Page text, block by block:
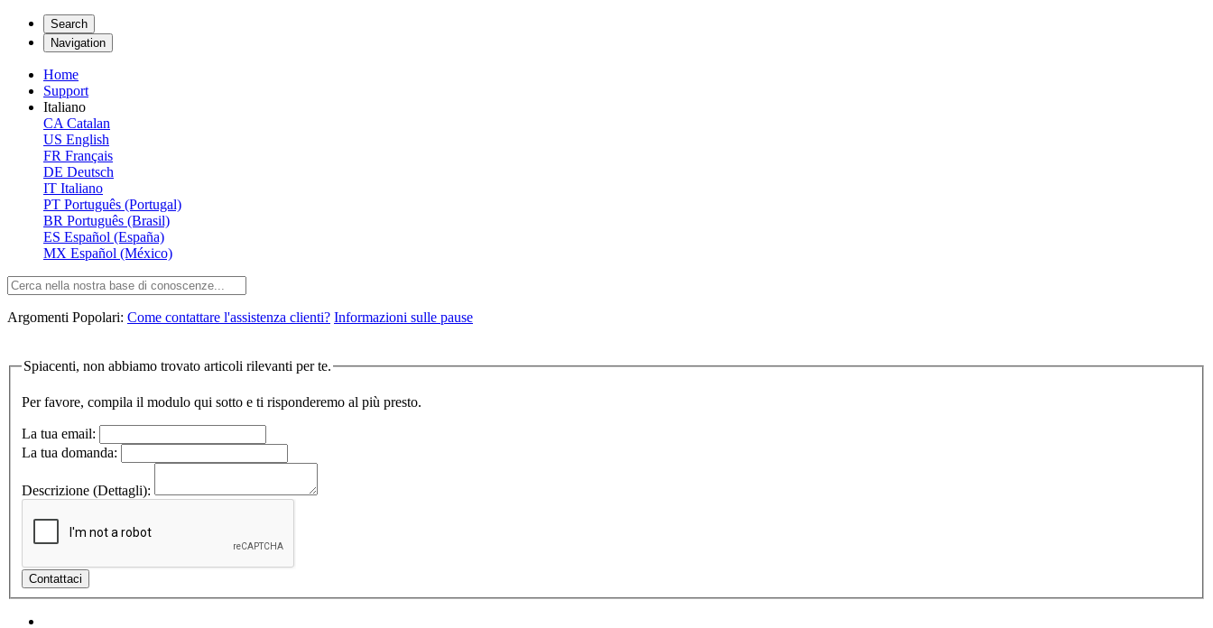
Search
Navigation
Home
Support
Italiano
CA Catalan
US English
FR Français
DE Deutsch
IT Italiano
PT Português (Portugal)
BR Português (Brasil)
ES Español (España)
MX Español (México)
Argomenti Popolari: Come contattare l'assistenza clienti? Informazioni sulle pause
Spiacenti, non abbiamo trovato articoli rilevanti per te.
Per favore, compila il modulo qui sotto e ti risponderemo al più presto.
La tua email:
La tua domanda:
Descrizione (Dettagli):